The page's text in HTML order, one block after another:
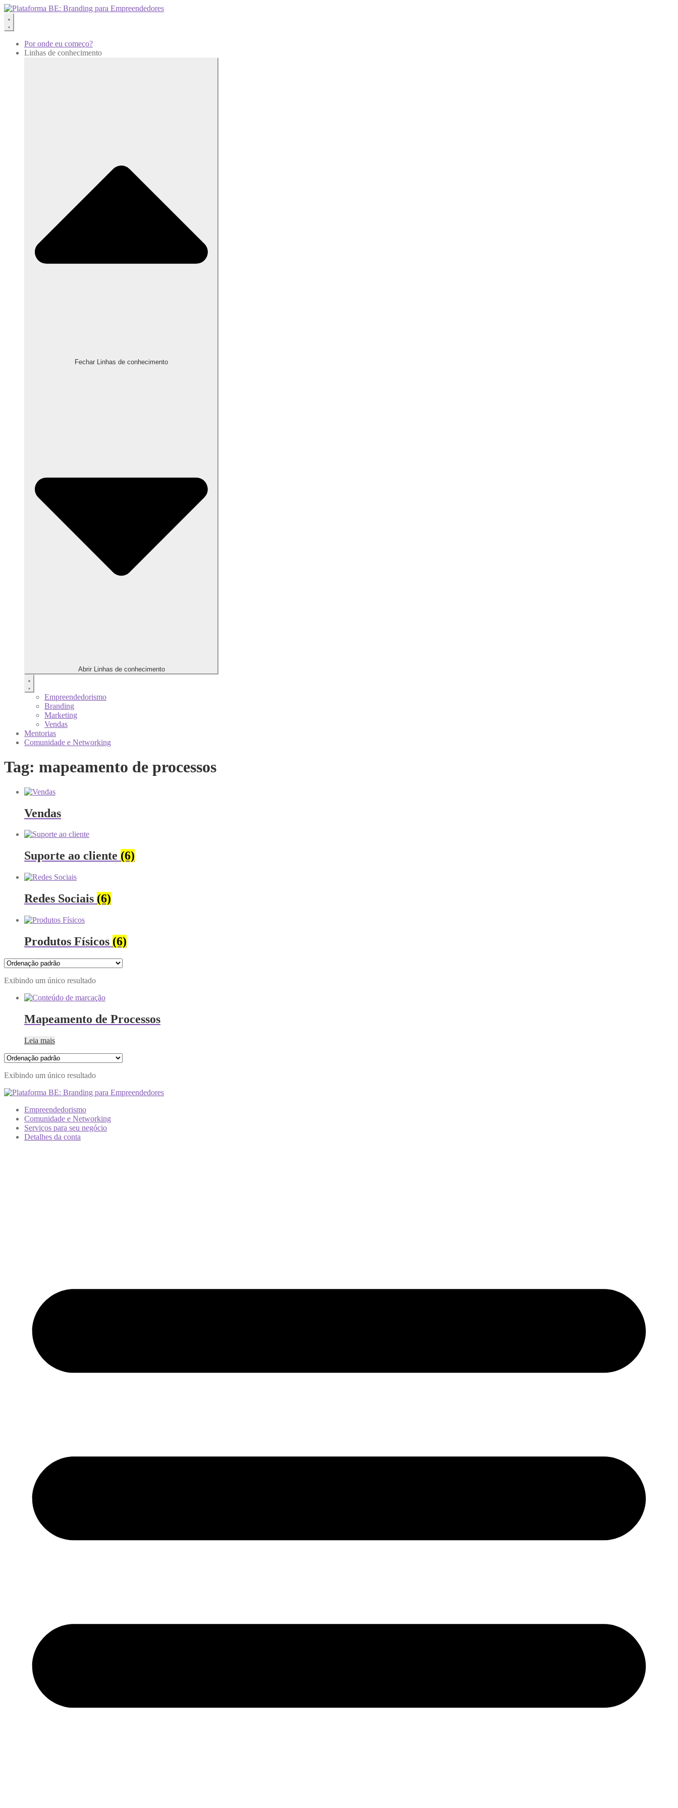
Por onde eu começo?
Linhas de conhecimento
Fechar Linhas de conhecimento
Abrir Linhas de conhecimento
Empreendedorismo
Branding
Marketing
Vendas
Mentorias
Comunidade e Networking
Tag: mapeamento de processos
Vendas
Suporte ao cliente (6)
Redes Sociais (6)
Produtos Físicos (6)
Exibindo um único resultado
Mapeamento de Processos
Leia mais
Exibindo um único resultado
Empreendedorismo
Comunidade e Networking
Serviços para seu negócio
Detalhes da conta